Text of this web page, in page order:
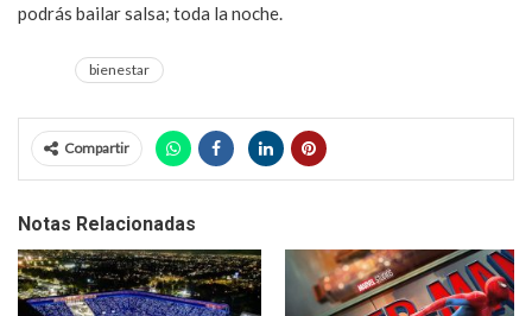
podrás bailar salsa; toda la noche.
bienestar
Compartir
Notas Relacionadas